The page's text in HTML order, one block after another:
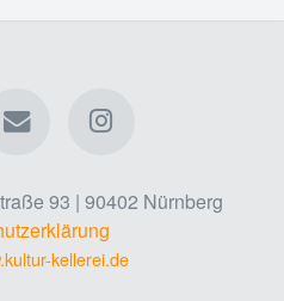
93 | 90402 Nürnberg
kellerei.de